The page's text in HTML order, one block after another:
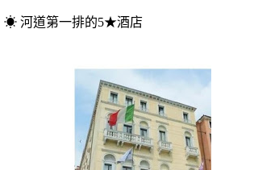
☀ 河道第一排的5★酒店